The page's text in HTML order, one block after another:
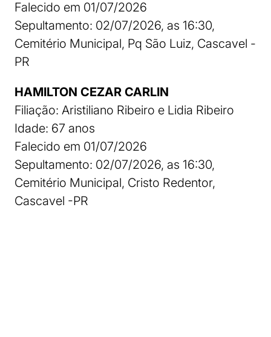
Falecido em 01/07/2026
Sepultamento: 02/07/2026, as 16:30,
Cemitério Municipal, Pq São Luiz, Cascavel -
PR
HAMILTON CEZAR CARLIN
Filiação: Aristiliano Ribeiro e Lidia Ribeiro
Idade: 67 anos
Falecido em 01/07/2026
Sepultamento: 02/07/2026, as 16:30,
Cemitério Municipal, Cristo Redentor,
Cascavel -PR